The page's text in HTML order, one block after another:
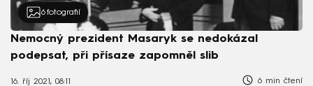
6 fotografií
Nemocný prezident Masaryk se nedokázal
podepsat, při přísaze zapomněl slib
16. říj 2021, 08:11 6 min čtení